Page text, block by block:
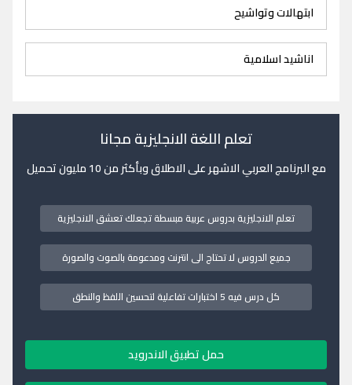
ابتهالات وتواشيح
اناشيد اسلامية
تعلم اللغة الانجليزية مجانا
مع البرنامج العربي الاشهر على الاطلاق وبأكثر من 10 مليون تحميل
تعلم الانجليزية بدروس عربية مبسطة تجعلك تعشق الانجليزية
جميع الدروس لا تحتاج الى انترنت ومدعومة بالصوت والصورة
كل درس فيه 5 اختبارات تفاعلية لتحسين اللفظ والنطق
حمل تطبيق الاندرويد